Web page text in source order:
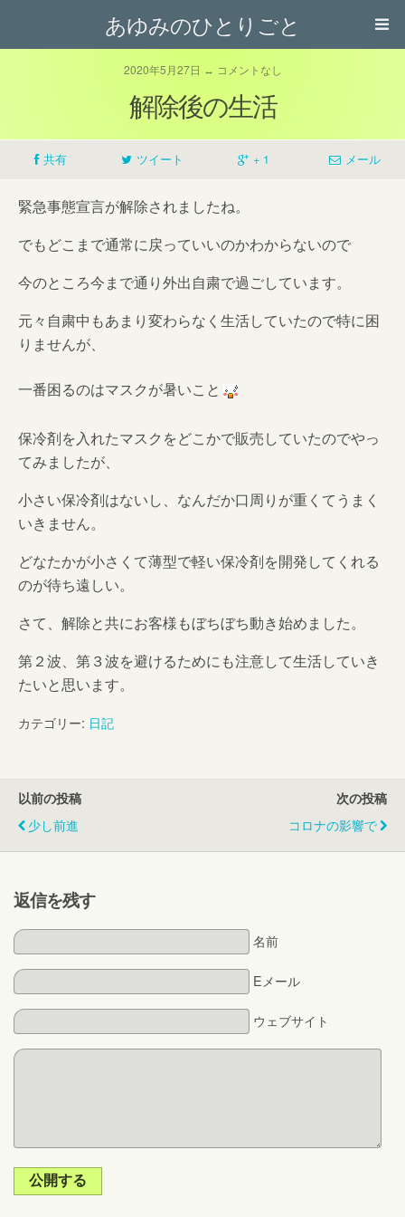
あゆみのひとりごと
2020年5月27日 ↔ コメントなし
解除後の生活
共有 ツイート + 1 メール
緊急事態宣言が解除されましたね。
でもどこまで通常に戻っていいのかわからないので
今のところ今まで通り外出自粛で過ごしています。
元々自粛中もあまり変わらなく生活していたので特に困
りませんが、
一番困るのはマスクが暑いこと
保冷剤を入れたマスクをどこかで販売していたのでやっ
てみましたが、
小さい保冷剤はないし、なんだか口周りが重くてうまく
いきません。
どなたかが小さくて薄型で軽い保冷剤を開発してくれる
のが待ち遠しい。
さて、解除と共にお客様もぼちぼち動き始めました。
第２波、第３波を避けるためにも注意して生活していき
たいと思います。
カテゴリー: 日記
以前の投稿
少し前進
次の投稿
コロナの影響で
返信を残す
名前
Eメール
ウェブサイト
公開する